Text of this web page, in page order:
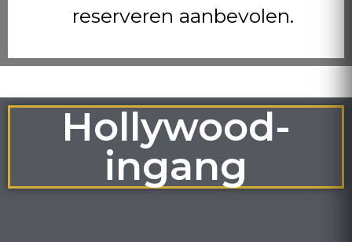
reserveren aanbevolen.
Hollywood-
ingang